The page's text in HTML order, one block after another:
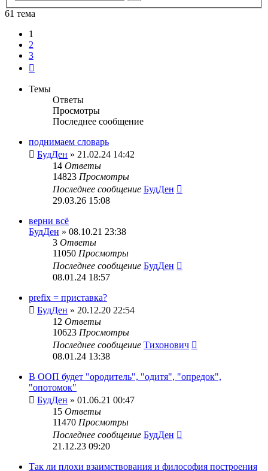
61 тема
1
2
3
Темы
Ответы
Просмотры
Последнее сообщение
поднимаем словарь
БудДен » 21.02.24 14:42
14 Ответы
14823 Просмотры
Последнее сообщение БудДен
29.03.26 15:08
верни всё
БудДен » 08.10.21 23:38
3 Ответы
11050 Просмотры
Последнее сообщение БудДен
08.01.24 18:57
prefix = приставка?
БудДен » 20.12.20 22:54
12 Ответы
10623 Просмотры
Последнее сообщение Тихонович
08.01.24 13:38
В ООП будет "ородитель", "одитя", "опредок",
"опотомок"
БудДен » 01.06.21 00:47
15 Ответы
11470 Просмотры
Последнее сообщение БудДен
21.12.23 09:20
Так ли плохи взаимствования и философия построения